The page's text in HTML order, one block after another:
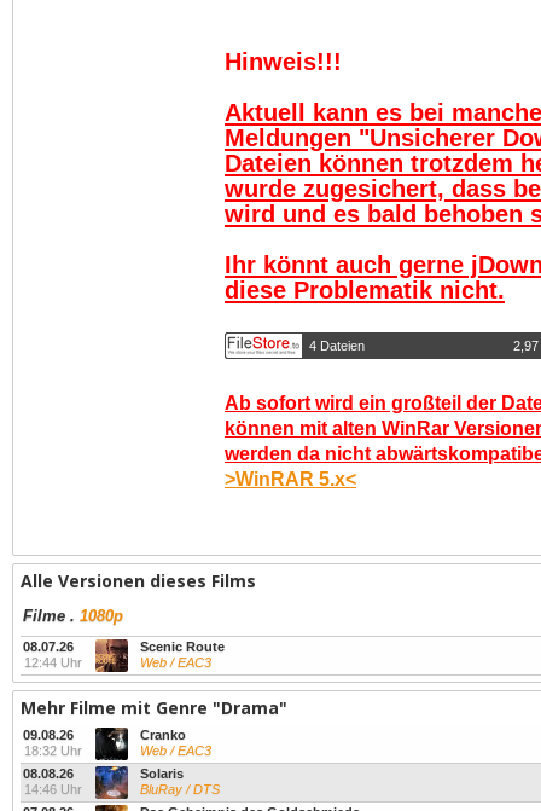
Hinweis!!!
Aktuell kann es bei
Meldungen "Unsicherer
Dateien können trotzdem
wurde zugesichert, dass
wird und es bald behoben
Ihr könnt auch gerne
diese Problematik nicht.
4 Dateien
Ab sofort wird ein großteil der
können mit alten WinRar
werden da nicht
>WinRAR 5.x<
Alle Versionen dieses Films
Filme . 1080p
08.07.26
12:44 Uhr
Scenic Route
Web / EAC3
Mehr Filme mit Genre "Drama"
09.08.26
18:32 Uhr
Cranko
Web / EAC3
08.08.26
14:46 Uhr
Solaris
BluRay / DTS